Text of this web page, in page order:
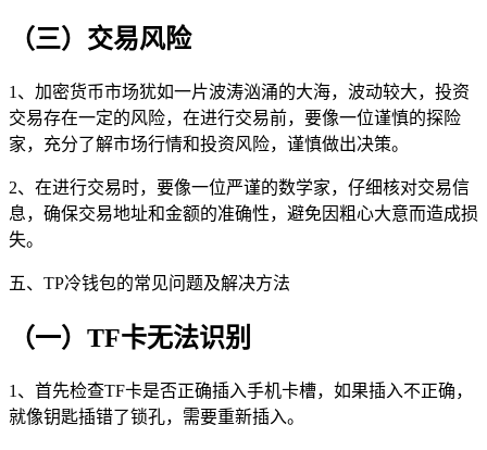
（三）交易风险
1、加密货币市场犹如一片波涛汹涌的大海，波动较大，投资
交易存在一定的风险，在进行交易前，要像一位谨慎的探险
家，充分了解市场行情和投资风险，谨慎做出决策。
2、在进行交易时，要像一位严谨的数学家，仔细核对交易信
息，确保交易地址和金额的准确性，避免因粗心大意而造成损
失。
五、TP冷钱包的常见问题及解决方法
（一）TF卡无法识别
1、首先检查TF卡是否正确插入手机卡槽，如果插入不正确，
就像钥匙插错了锁孔，需要重新插入。